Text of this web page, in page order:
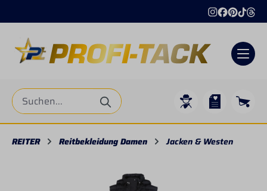
REITER Reitbekleidung Damen Jacken & Westen
Bildergalerie überspringen